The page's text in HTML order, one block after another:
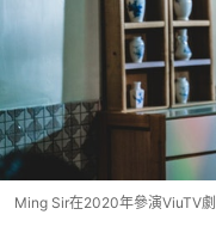
Ming Sir在2020年參演ViuTV